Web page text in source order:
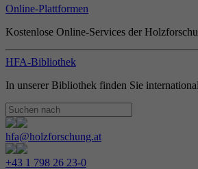
Online-Plattformen
Kostenlose Online-Services der
HFA-Bibliothek
In unserer Bibliothek finden Sie
hfa@holzforschung.at
+43 1 798 26 23-0